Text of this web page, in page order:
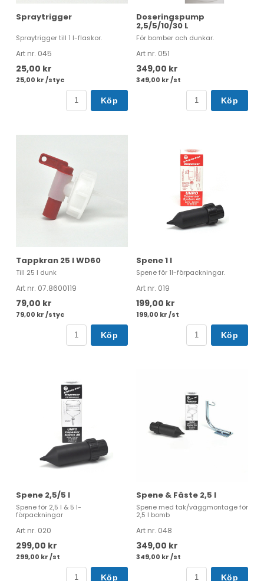
Spraytrigger
Spraytrigger till 1 l-flaskor.
Art nr. 045
25,00 kr
25,00 kr /styc
Köp
Doseringspump
2,5/5/10/30 L
För bomber och dunkar.
Art nr. 051
349,00 kr
349,00 kr /st
Köp
Tappkran 25 l WD60
Till 25 l dunk
Art nr. 07.8600119
79,00 kr
79,00 kr /styc
Köp
Spene 1 l
Spene för 1l-förpackningar.
Art nr. 019
199,00 kr
199,00 kr /st
Köp
Spene 2,5/5 l
Spene för 2,5 l & 5 l-
förpackningar
Art nr. 020
299,00 kr
299,00 kr /st
Köp
Spene & Fäste 2,5 l
Spene med tak/väggmontage för
2,5 l bomb
Art nr. 048
349,00 kr
349,00 kr /st
Köp